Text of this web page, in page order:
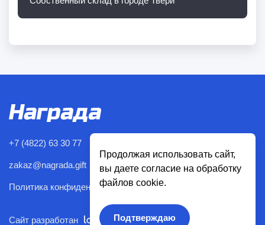
+7 (4822) 63 30 77
zakaz@nagrada.gift
Политика конфиденциальности
Сайт разработан
Продолжая использовать сайт,
вы даете согласие на обработку
файлов cookie.
Подтверждаю